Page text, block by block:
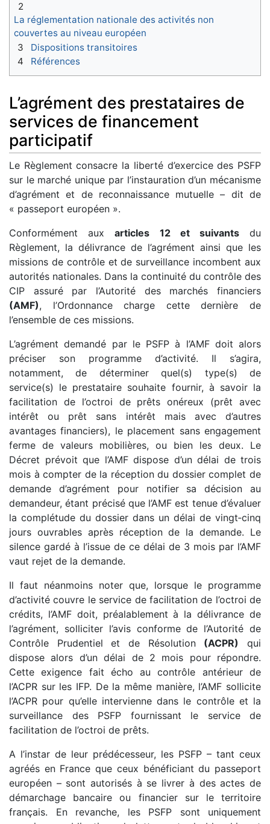
2
La réglementation nationale des activités non
couvertes au niveau européen
3
Dispositions transitoires
4
Références
L’agrément des prestataires de
services de financement
participatif
Le Règlement consacre la liberté d’exercice des PSFP
sur le marché unique par l’instauration d’un mécanisme
d’agrément et de reconnaissance mutuelle – dit de
« passeport européen ».
Conformément auxarticles 12 et suivantsdu
Règlement, la délivrance de l’agrément ainsi que les
missions de contrôle et de surveillance incombent aux
autorités nationales. Dans la continuité du contrôle des
CIP assuré par l’Autorité des marchés financiers
(AMF), l’Ordonnance charge cette dernière de
l’ensemble de ces missions.
L’agrément demandé par le PSFP à l’AMF doit alors
préciser son programme d’activité. Il s’agira,
notamment, de déterminer quel(s) type(s) de
service(s) le prestataire souhaite fournir, à savoir la
facilitation de l’octroi de prêts onéreux (prêt avec
intérêt ou prêt sans intérêt mais avec d’autres
avantages financiers), le placement sans engagement
ferme de valeurs mobilières, ou bien les deux. Le
Décret prévoit que l’AMF dispose d’un délai de trois
mois à compter de la réception du dossier complet de
demande d’agrément pour notifier sa décision au
demandeur, étant précisé que l’AMF est tenue d’évaluer
la complétude du dossier dans un délai de vingt‑cinq
jours ouvrables après réception de la demande. Le
silence gardé à l’issue de ce délai de 3 mois par l’AMF
vaut rejet de la demande.
Il faut néanmoins noter que, lorsque le programme
d’activité couvre le service de facilitation de l’octroi de
crédits, l’AMF doit, préalablement à la délivrance de
l’agrément, solliciter l’avis conforme de l’Autorité de
Contrôle Prudentiel et de Résolution (ACPR)
qui
dispose alors d’un délai de 2 mois pour répondre.
Cette exigence fait écho au contrôle antérieur de
l’ACPR sur les IFP. De la même manière, l’AMF sollicite
l’ACPR pour qu’elle intervienne dans le contrôle et la
surveillance des PSFP fournissant le service de
facilitation de l’octroi de prêts.
A l’instar de leur prédécesseur, les PSFP – tant ceux
agréés en France que ceux bénéficiant du passeport
européen – sont autorisés à se livrer à des actes de
démarchage bancaire ou financier sur le territoire
français. En revanche, les PSFP sont uniquement